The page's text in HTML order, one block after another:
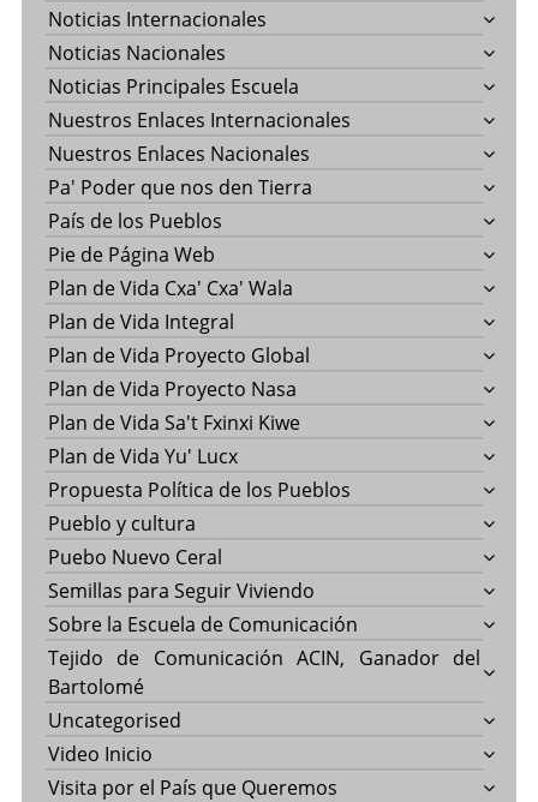
Noticias Internacionales
Noticias Nacionales
Noticias Principales Escuela
Nuestros Enlaces Internacionales
Nuestros Enlaces Nacionales
Pa' Poder que nos den Tierra
País de los Pueblos
Pie de Página Web
Plan de Vida Cxa' Cxa' Wala
Plan de Vida Integral
Plan de Vida Proyecto Global
Plan de Vida Proyecto Nasa
Plan de Vida Sa't Fxinxi Kiwe
Plan de Vida Yu' Lucx
Propuesta Política de los Pueblos
Pueblo y cultura
Puebo Nuevo Ceral
Semillas para Seguir Viviendo
Sobre la Escuela de Comunicación
Tejido de Comunicación ACIN, Ganador del
Bartolomé
Uncategorised
Video Inicio
Visita por el País que Queremos